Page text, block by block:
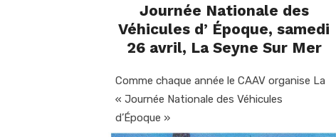
Journée Nationale des
Véhicules d’ Époque, samedi
26 avril, La Seyne Sur Mer
Comme chaque année le CAAV organise La
« Journée Nationale des Véhicules
d’Époque »